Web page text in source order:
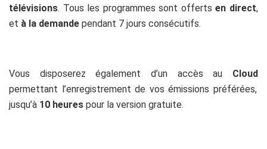
télévisions. Tous les programmes sont offertsen direct,
et à la demande pendant 7 jours consécutifs.
Vous disposerez également d’un accès au Cloud
permettant l’enregistrement de vos émissions préférées,
jusqu’à 10 heures pour la version gratuite.